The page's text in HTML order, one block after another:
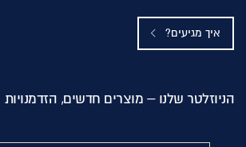
איך מגיעים?
הניוזלטר שלנו – מוצרים חדשים, הזדמנויות